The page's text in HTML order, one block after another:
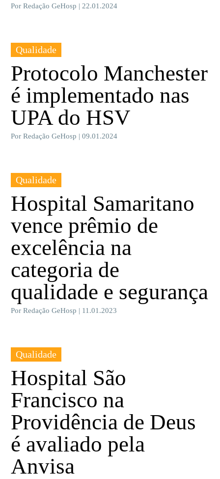
Por Redação GeHosp | 22.01.2024
Qualidade
Protocolo Manchester
é implementado nas
UPA do HSV
Por Redação GeHosp | 09.01.2024
Qualidade
Hospital Samaritano
vence prêmio de
excelência na
categoria de
qualidade e segurança
Por Redação GeHosp | 11.01.2023
Qualidade
Hospital São
Francisco na
Providência de Deus
é avaliado pela
Anvisa